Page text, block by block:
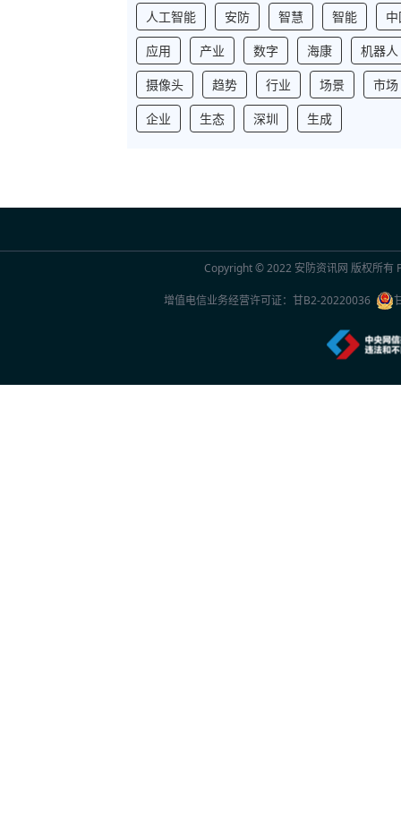
人工智能 安防 智慧 智能
应用
产业 数字 海康
机器人
摄像头
趋势 行业 场景
市场
企业
生态 深圳 生成
Copyright © 2022 安防资讯网 版权所有
增值电信业务经营许可证： 甘B2-20220036